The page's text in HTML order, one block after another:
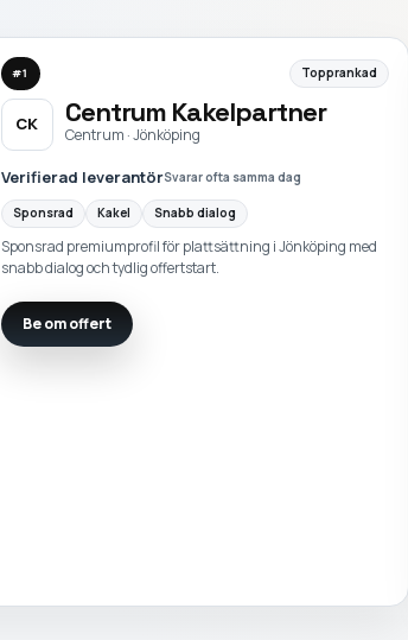
#1 Topprankad
CK Centrum Kakelpartner
Centrum · Jönköping
Verifierad leverantörSvarar ofta samma dag
Sponsrad Kakel Snabb dialog
Sponsrad premiumprofil för plattsättning i Jönköping med
snabb dialog och tydlig offertstart.
Be om offert